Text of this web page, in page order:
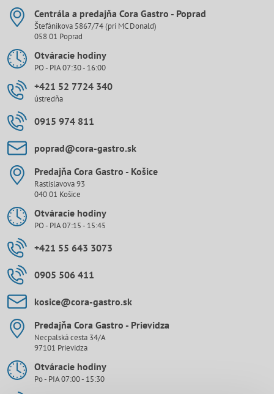
Centrála a predajňa Cora Gastro - Poprad
Štefánikova 5867/74 (pri MC Donald)
058 01 Poprad
Otváracie hodiny
PO - PIA 07:30 - 16:00
+421 52 7724 340
ústredňa
0915 974 811
poprad​@cora-gastro​.sk
Predajňa Cora Gastro - Košice
Rastislavova 93
040 01 Košice
Otváracie hodiny
PO - PIA 07:15 - 15:45
+421 55 643 3073
0905 506 411
kosice​@cora-gastro​.sk
Predajňa Cora Gastro - Prievidza
Necpalská cesta 34/A
97101 Prievidza
Otváracie hodiny
Po - PIA 07:00 - 15:30